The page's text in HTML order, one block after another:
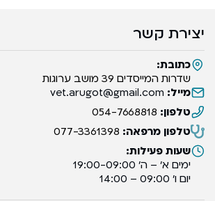
יצירת קשר
כתובת:
שדרות המייסדים 39 מושב ערוגות
מייל: vet.arugot@gmail.com
טלפון: 054-7668818
טלפון מרפאה: 077-3361398
שעות פעילות:
ימים א’ – ה’ 19:00-09:00
יום ו’ 09:00 – 14:00